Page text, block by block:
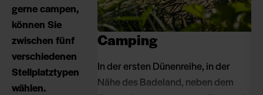
gerne campen,
können Sie
zwischen fünf
verschiedenen
Stellplatztypen
wählen.
Camping
In der ersten Dünenreihe, in der
Nähe des Badeland, neben dem